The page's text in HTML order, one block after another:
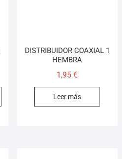
DISTRIBUIDOR COAXIAL 1
HEMBRA
1,95€
Leer más